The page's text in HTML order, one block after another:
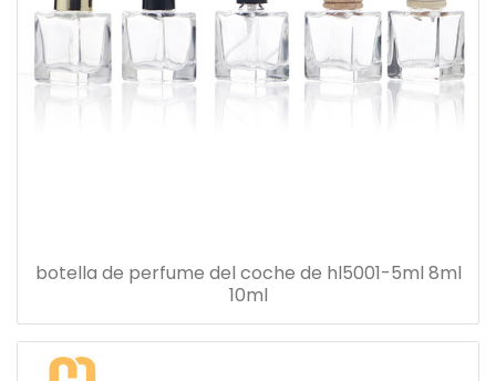
botella de perfume del coche de hl5001-5ml 8ml
10ml